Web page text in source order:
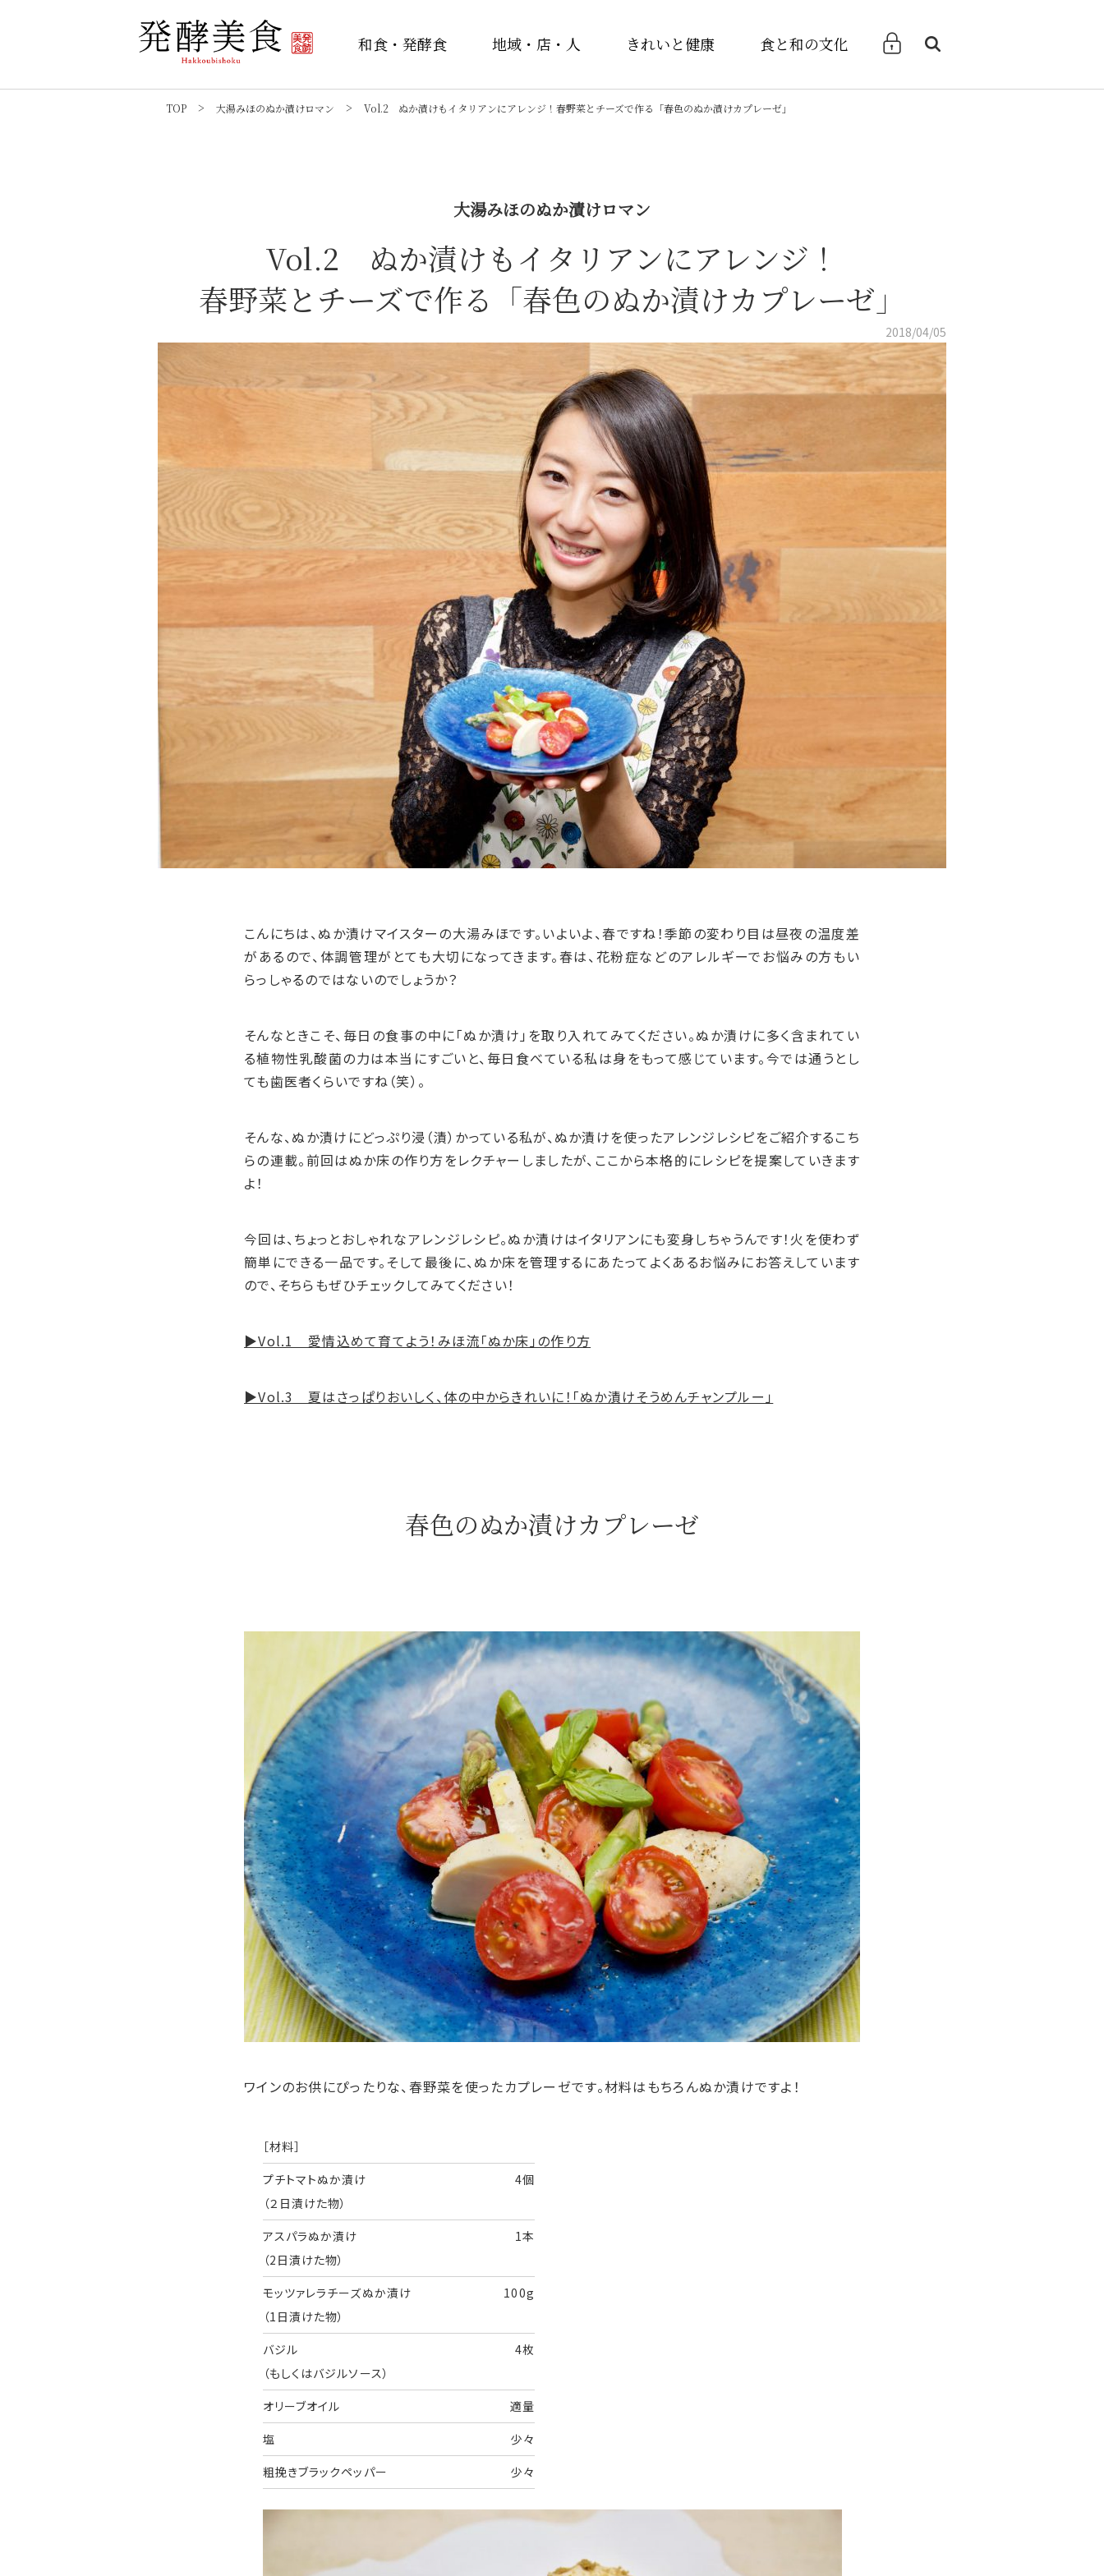
和食・発酵食 地域・店・人 きれいと健康 食と和の文化 検索
TOP 大湯みほのぬか漬けロマン Vol.2 ぬか漬けもイタリアンにアレンジ！春野菜とチーズで作る「春色のぬか漬けカプレーゼ」
大湯みほのぬか漬けロマン
Vol.2 ぬか漬けもイタリアンにアレンジ！
春野菜とチーズで作る「春色のぬか漬けカプレーゼ」
2018/04/05
こんにちは、ぬか漬けマイスターの大湯みほです。いよいよ、春ですね！季節の変わり目は昼夜の温度差
があるので、体調管理がとても大切になってきます。春は、花粉症などのアレルギーでお悩みの方もい
らっしゃるのではないのでしょうか？
そんなときこそ、毎日の食事の中に「ぬか漬け」を取り入れてみてください。ぬか漬けに多く含まれてい
る植物性乳酸菌の力は本当にすごいと、毎日食べている私は身をもって感じています。今では通うとし
ても歯医者くらいですね（笑）。
そんな、ぬか漬けにどっぷり浸（漬）かっている私が、ぬか漬けを使ったアレンジレシピをご紹介するこち
らの連載。前回はぬか床の作り方をレクチャーしましたが、ここから本格的にレシピを提案していきます
よ！
今回は、ちょっとおしゃれなアレンジレシピ。ぬか漬けはイタリアンにも変身しちゃうんです！火を使わず
簡単にできる一品です。そして最後に、ぬか床を管理するにあたってよくあるお悩みにお答えしています
ので、そちらもぜひチェックしてみてください！
▶Vol.1 愛情込めて育てよう！みほ流「ぬか床」の作り方
▶Vol.3 夏はさっぱりおいしく、体の中からきれいに！「ぬか漬けそうめんチャンプルー」
春色のぬか漬けカプレーゼ
ワインのお供にぴったりな、春野菜を使ったカプレーゼです。材料はもちろんぬか漬けですよ！
［材料］
プチトマトぬか漬け
4個
（２日漬けた物）
アスパラぬか漬け
1本
（2日漬けた物）
モッツァレラチーズぬか漬け
100g
（1日漬けた物）
バジル
4枚
（もしくはバジルソース）
オリーブオイル
適量
塩
少々
粗挽きブラックペッパー
少々